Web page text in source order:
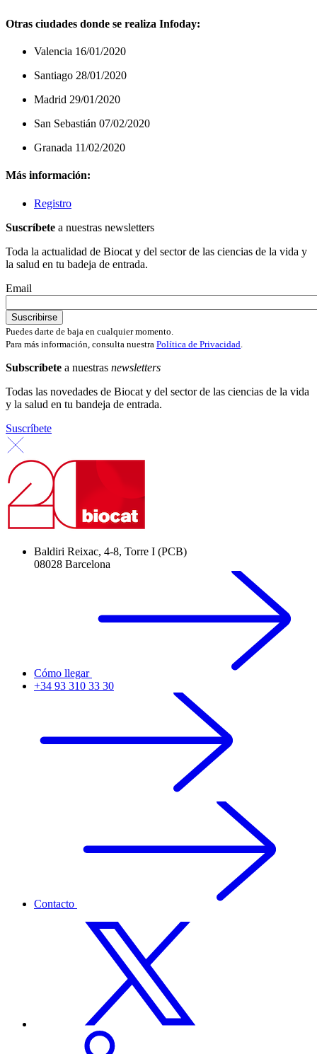
Otras ciudades donde se realiza Infoday:
Valencia 16/01/2020
Santiago 28/01/2020
Madrid 29/01/2020
San Sebastián 07/02/2020
Granada 11/02/2020
Más información:
Registro
Suscríbete a nuestras newsletters
Toda la actualidad de Biocat y del sector de las ciencias de la vida y
la salud en tu badeja de entrada.
Email
Puedes darte de baja en cualquier momento.
Para más información, consulta nuestra Política de Privacidad
Subscríbete a nuestras newsletters
Todas las novedades de Biocat y del sector de las ciencias de la vida
y la salud en tu bandeja de entrada.
Suscríbete
Baldiri Reixac, 4-8, Torre I (PCB)
08028 Barcelona
Cómo llegar
+34 93 310 33 30
Contacto